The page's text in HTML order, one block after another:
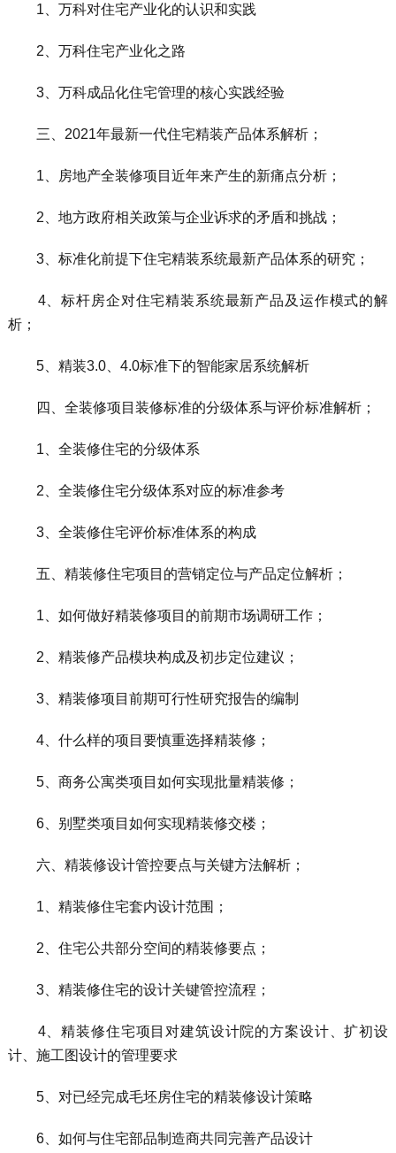
1、万科对住宅产业化的认识和实践
2、万科住宅产业化之路
3、万科成品化住宅管理的核心实践经验
三、2021年最新一代住宅精装产品体系解析；
1、房地产全装修项目近年来产生的新痛点分析；
2、地方政府相关政策与企业诉求的矛盾和挑战；
3、标准化前提下住宅精装系统最新产品体系的研究；
4、标杆房企对住宅精装系统最新产品及运作模式的解
析；
5、精装3.0、4.0标准下的智能家居系统解析
四、全装修项目装修标准的分级体系与评价标准解析；
1、全装修住宅的分级体系
2、全装修住宅分级体系对应的标准参考
3、全装修住宅评价标准体系的构成
五、精装修住宅项目的营销定位与产品定位解析；
1、如何做好精装修项目的前期市场调研工作；
2、精装修产品模块构成及初步定位建议；
3、精装修项目前期可行性研究报告的编制
4、什么样的项目要慎重选择精装修；
5、商务公寓类项目如何实现批量精装修；
6、别墅类项目如何实现精装修交楼；
六、精装修设计管控要点与关键方法解析；
1、精装修住宅套内设计范围；
2、住宅公共部分空间的精装修要点；
3、精装修住宅的设计关键管控流程；
4、精装修住宅项目对建筑设计院的方案设计、扩初设
计、施工图设计的管理要求
5、对已经完成毛坯房住宅的精装修设计策略
6、如何与住宅部品制造商共同完善产品设计